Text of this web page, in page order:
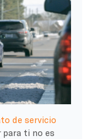
de servicio
para ti no es